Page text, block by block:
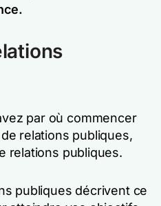
par où commencer
relations publiques,
relations publiques.
publiques décrivent ce